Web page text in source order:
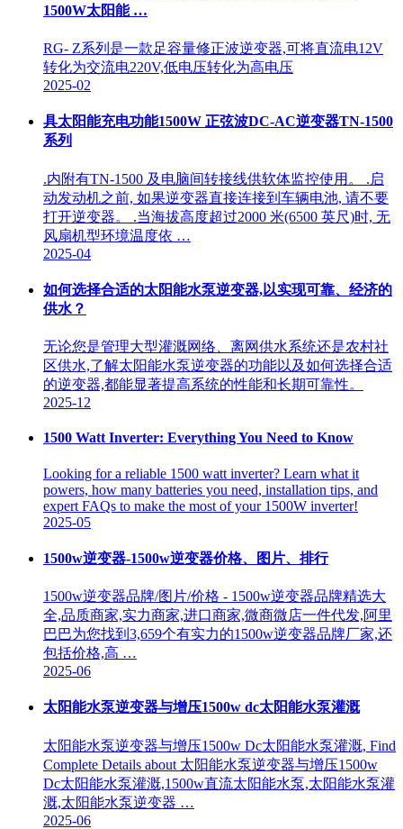
1500W太阳能 …
RG- Z系列是一款足容量修正波逆变器,可将直流电12V
转化为交流电220V,低电压转化为高电压
2025-02
具太阳能充电功能1500W 正弦波DC-AC逆变器TN-1500
系列
.内附有TN-1500 及电脑间转接线供软体监控使用。 .启
动发动机之前, 如果逆变器直接连接到车辆电池, 请不要
打开逆变器。 .当海拔高度超过2000 米(6500 英尺)时, 无
风扇机型环境温度依 …
2025-04
如何选择合适的太阳能水泵逆变器,以实现可靠、经济的
供水？
无论您是管理大型灌溉网络、离网供水系统还是农村社
区供水,了解太阳能水泵逆变器的功能以及如何选择合适
的逆变器,都能显著提高系统的性能和长期可靠性。
2025-12
1500 Watt Inverter: Everything You Need to Know
Looking for a reliable 1500 watt inverter? Learn what it
powers, how many batteries you need, installation tips, and
expert FAQs to make the most of your 1500W inverter!
2025-05
1500w逆变器-1500w逆变器价格、图片、排行
1500w逆变器品牌/图片/价格 - 1500w逆变器品牌精选大
全,品质商家,实力商家,进口商家,微商微店一件代发,阿里
巴巴为您找到3,659个有实力的1500w逆变器品牌厂家,还
包括价格,高 …
2025-06
太阳能水泵逆变器与增压1500w dc太阳能水泵灌溉
太阳能水泵逆变器与增压1500w Dc太阳能水泵灌溉, Find
Complete Details about 太阳能水泵逆变器与增压1500w
Dc太阳能水泵灌溉,1500w直流太阳能水泵,太阳能水泵灌
溉,太阳能水泵逆变器 …
2025-06